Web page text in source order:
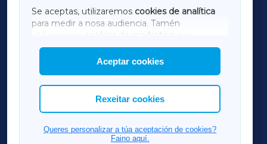
Se aceptas, utilizaremos cookies de analítica
para medir a nosa audiencia. Tamén
utilizaremos
cookies de marketing
mostrar publicidade de terceiros.
Así mesmo, podes personalizar a elección das
cookies que desexas permitir.
Aceptar cookies
Rexeitar cookies
Queres personalizar a túa aceptación de cookies?
Faino aquí.
AMARIÑAXA
RIBEIRASACRAXA
ACORUÑAXA
FERROLXA